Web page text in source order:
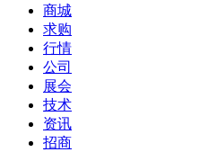
商城
求购
行情
公司
展会
技术
资讯
招商